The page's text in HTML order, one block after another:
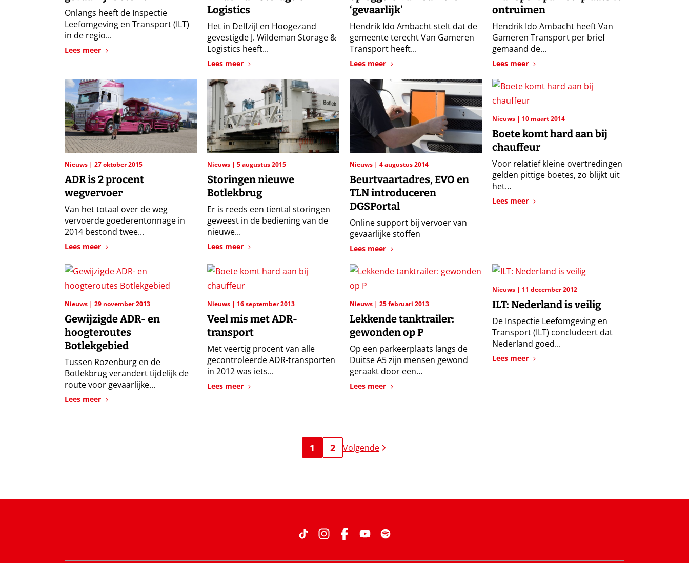
Onlangs heeft de Inspectie
Leefomgeving en Transport (ILT)
in de regio...
Lees meer
Logistics
Het in Delfzijl en Hoogezand
gevestigde J. Wildeman Storage &
Logistics heeft...
Lees meer
‘gevaarlijk’
Hendrik Ido Ambacht stelt dat de
gemeente terecht Van Gameren
Transport heeft...
Lees meer
ontruimen
Hendrik Ido Ambacht heeft Van
Gameren Transport per brief
gemaand de...
Lees meer
Nieuws 27 oktober 2015
ADR is 2 procent
wegvervoer
Van het totaal over de weg
vervoerde goederentonnage in
2014 bestond twee...
Lees meer
Nieuws 5 augustus 2015
Storingen nieuwe
Botlekbrug
Er is reeds een tiental storingen
geweest in de bediening van de
nieuwe...
Lees meer
Nieuws 4 augustus 2014
Beurtvaartadres, EVO en
TLN introduceren
DGSPortal
Online support bij vervoer van
gevaarlijke stoffen
Lees meer
Nieuws 10 maart 2014
Boete komt hard aan bij
chauffeur
Voor relatief kleine overtredingen
gelden pittige boetes, zo blijkt uit
het...
Lees meer
Nieuws 29 november 2013
Gewijzigde ADR- en
hoogteroutes
Botlekgebied
Tussen Rozenburg en de
Botlekbrug verandert tijdelijk de
route voor gevaarlijke...
Lees meer
Nieuws 16 september 2013
Veel mis met ADR-
transport
Met veertig procent van alle
gecontroleerde ADR-transporten
in 2012 was iets...
Lees meer
Nieuws 25 februari 2013
Lekkende tanktrailer:
gewonden op P
Op een parkeerplaats langs de
Duitse A5 zijn mensen gewond
geraakt door een...
Lees meer
Nieuws 11 december 2012
ILT: Nederland is veilig
De Inspectie Leefomgeving en
Transport (ILT) concludeert dat
Nederland goed...
Lees meer
1 2 Volgende